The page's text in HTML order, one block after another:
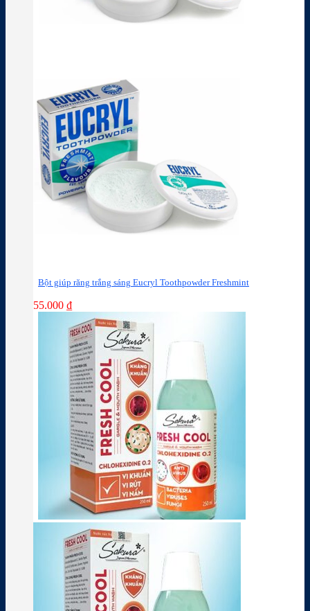
Bột giúp răng trắng sáng Eucryl Toothpowder Freshmint
55.000 ₫